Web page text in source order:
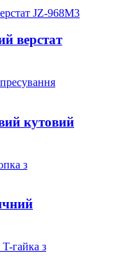
верстат
кутовий